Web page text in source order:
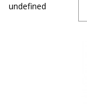
undefined